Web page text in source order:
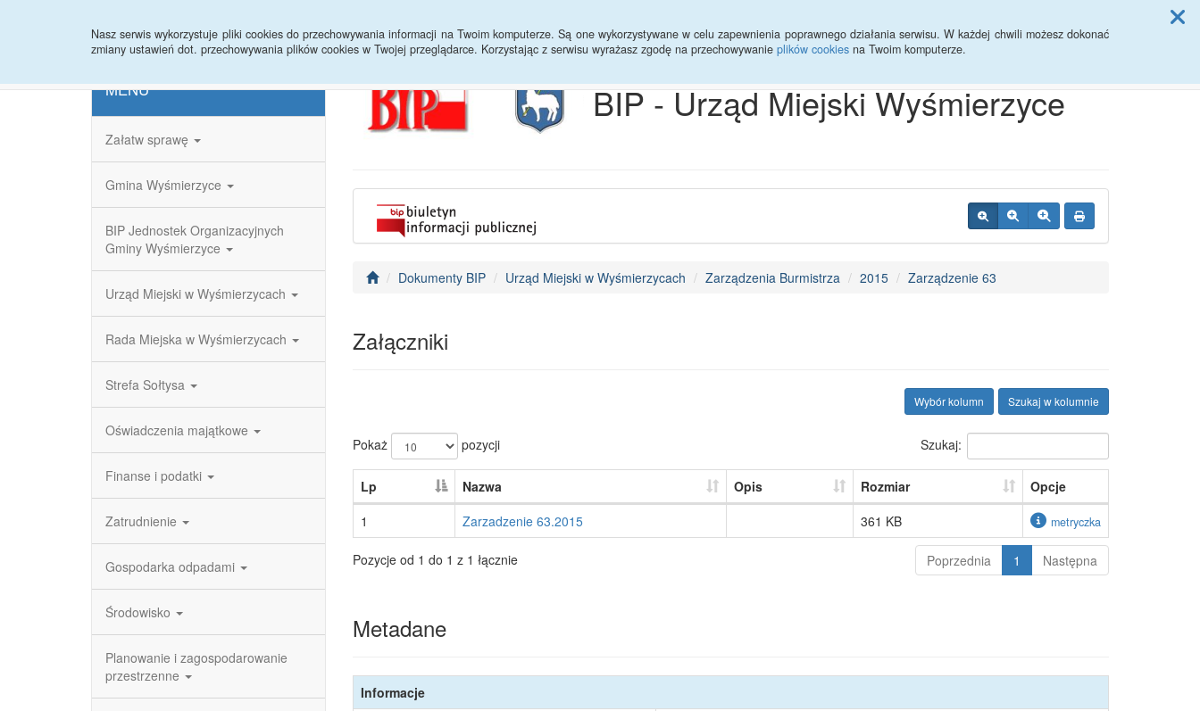
Nasz serwis wykorzystuje pliki cookies do przechowywania informacji na Twoim komputerze. Są one wykorzystywane w celu zapewnienia poprawnego działania serwisu. W każdej chwili możesz dokonać
zmiany ustawień dot. przechowywania plików cookies w Twojej przeglądarce. Korzystając z serwisu wyrażasz zgodę na przechowywanie plików cookies na Twoim komputerze.
Przycisk wyszukaj duży
MENU
Załatw sprawę
Gmina Wyśmierzyce
BIP Jednostek Organizacyjnych
Gminy Wyśmierzyce
Urząd Miejski w Wyśmierzycach
Rada Miejska w Wyśmierzycach
Strefa Sołtysa
Oświadczenia majątkowe
Finanse i podatki
Zatrudnienie
Gospodarka odpadami
Środowisko
Planowanie i zagospodarowanie
przestrzenne
BIP - Urząd Miejski Wyśmierzyce
Dokumenty BIP Urząd Miejski w Wyśmierzycach Zarządzenia Burmistrza 2015 Zarządzenie 63
Załączniki
Szukaj w kolumnie
Wybór kolumn
Pokaż pozycji Szukaj:
Lp Nazwa Opis Rozmiar
Opcje
1
Zarzadzenie 63.2015 361 KB metryczka
Pozycje od 1 do 1 z 1 łącznie Poprzednia 1 Następna
Metadane
Informacje